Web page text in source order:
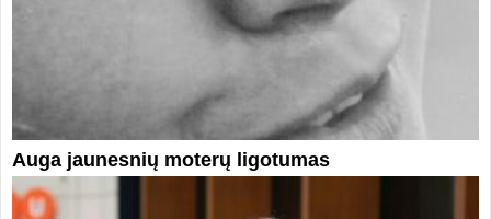
Auga jaunesnių moterų ligotumas